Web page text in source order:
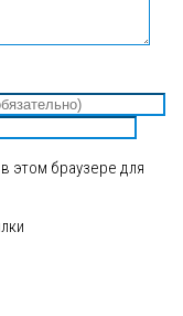
этом браузере для